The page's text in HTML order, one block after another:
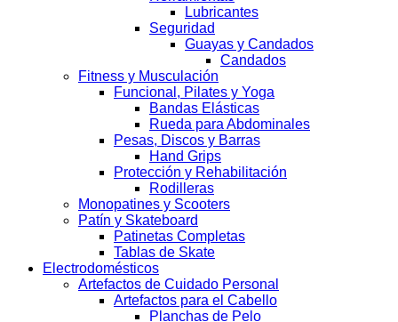
Lubricantes
Seguridad
Guayas y Candados
Candados
Fitness y Musculación
Funcional, Pilates y Yoga
Bandas Elásticas
Rueda para Abdominales
Pesas, Discos y Barras
Hand Grips
Protección y Rehabilitación
Rodilleras
Monopatines y Scooters
Patín y Skateboard
Patinetas Completas
Tablas de Skate
Electrodomésticos
Artefactos de Cuidado Personal
Artefactos para el Cabello
Planchas de Pelo